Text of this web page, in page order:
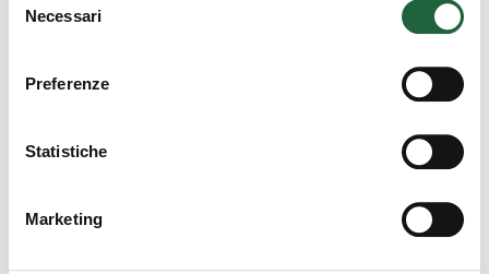
"Rifiuta".
delNecessari
Preferenze
Statistiche
Marketing